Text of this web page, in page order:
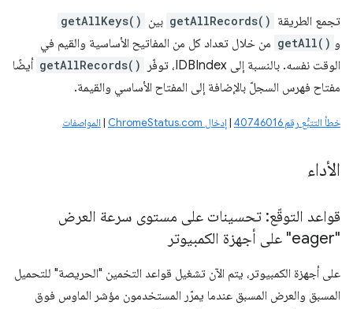
تجمع الطريقة getAllRecords() بين getAllKeys()
و getAll() من خلال تعداد كل من المفاتيح الأساسية والقيم في
الوقت نفسه. بالنسبة إلى IDBIndex، توفّر
getAllRecords() أيضًا
مفتاح فهرس السجلّ بالإضافة إلى المفتاح الأساسي والقيمة.
خطأ التتبُّع رقم 40746016 |إدخال ChromeStatus.com |المواصفات
الأداء
قواعد التوقّع: تحسينات على مستوى سرعة العرض
"eager" على أجهزة الكمبيوتر
على أجهزة الكمبيوتر، يتم الآن تشغيل قواعد التخمين "الحريصة" للتحميل
المسبق والعرض المسبق عندما يمرّر المستخدمون مؤشر الماوس فوق